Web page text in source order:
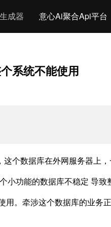
生成器 意心Ai聚合Api平台
系统不能使用
个数据库在外网服务器上
功能的数据库不稳定 导致
。牵涉这个数据库的业务正